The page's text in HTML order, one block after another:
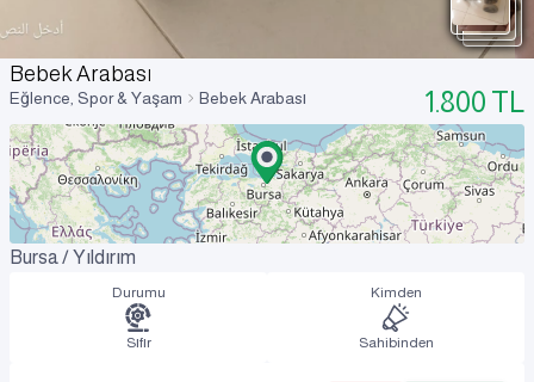
Bebek Arabası
Eğlence, Spor & Yaşam Bebek Arabası 1.800 TL
Bursa / Yıldırım
Durumu
Sıfır
Kimden
Sahibinden